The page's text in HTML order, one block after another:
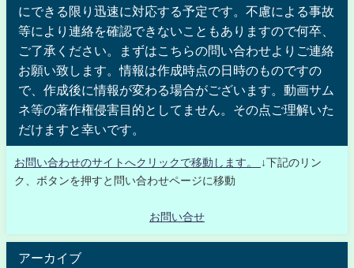
にできる限り迅速に対応する予定です。不慮による事故
等により連絡を確認できないこともありますので何卒、
ご了承ください。まずはこちらの問い合わせよりご連絡
お願い致します。情報は作成時点の日時のものですの
で、作成後に情報が変わる場合がございます。動画サム
ネ等の著作権侵害目的としてません。その点ご理解いた
だけますと幸いです。
お問い合わせのサイトへクリックで移動します。
↓下記のリン
ク、ボタンを押すと問い合わせページに移動
お問い合せ
アーカイブ